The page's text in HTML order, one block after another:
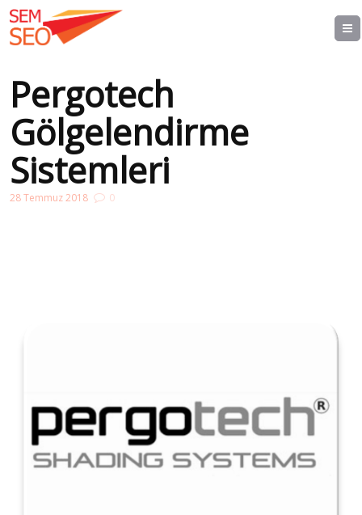
Pergotech
Gölgelendirme
Sistemleri
28 Temmuz 2018 0